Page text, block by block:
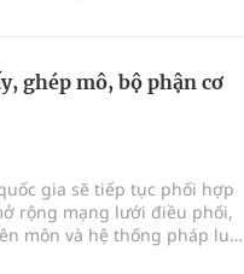
ghép mô, bộ phận cơ
gia sẽ tiếp tục phối hợp
rộng mạng lưới điều phối,
môn và hệ thống pháp luật